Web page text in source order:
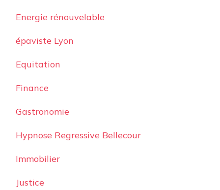
Energie rénouvelable
épaviste Lyon
Equitation
Finance
Gastronomie
Hypnose Regressive Bellecour
Immobilier
Justice